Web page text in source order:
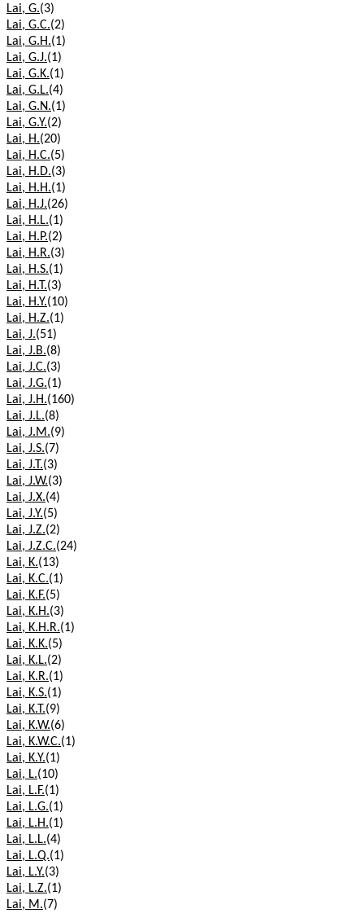
Lai, G.(3)
Lai, G.C.(2)
Lai, G.H.(1)
Lai, G.J.(1)
Lai, G.K.(1)
Lai, G.L.(4)
Lai, G.N.(1)
Lai, G.Y.(2)
Lai, H.(20)
Lai, H.C.(5)
Lai, H.D.(3)
Lai, H.H.(1)
Lai, H.J.(26)
Lai, H.L.(1)
Lai, H.P.(2)
Lai, H.R.(3)
Lai, H.S.(1)
Lai, H.T.(3)
Lai, H.Y.(10)
Lai, H.Z.(1)
Lai, J.(51)
Lai, J.B.(8)
Lai, J.C.(3)
Lai, J.G.(1)
Lai, J.H.(160)
Lai, J.L.(8)
Lai, J.M.(9)
Lai, J.S.(7)
Lai, J.T.(3)
Lai, J.W.(3)
Lai, J.X.(4)
Lai, J.Y.(5)
Lai, J.Z.(2)
Lai, J.Z.C.(24)
Lai, K.(13)
Lai, K.C.(1)
Lai, K.F.(5)
Lai, K.H.(3)
Lai, K.H.R.(1)
Lai, K.K.(5)
Lai, K.L.(2)
Lai, K.R.(1)
Lai, K.S.(1)
Lai, K.T.(9)
Lai, K.W.(6)
Lai, K.W.C.(1)
Lai, K.Y.(1)
Lai, L.(10)
Lai, L.F.(1)
Lai, L.G.(1)
Lai, L.H.(1)
Lai, L.L.(4)
Lai, L.Q.(1)
Lai, L.Y.(3)
Lai, L.Z.(1)
Lai, M.(7)